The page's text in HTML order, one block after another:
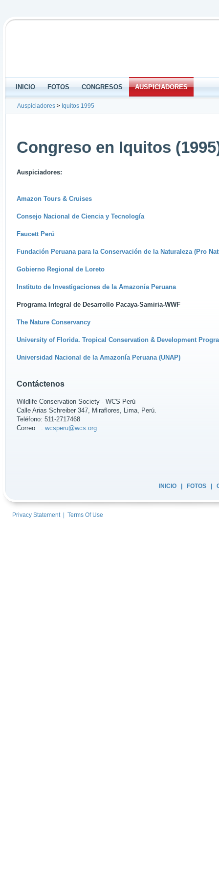
INICIO FOTOS CONGRESOS AUSPICIADORES
Auspiciadores > Iquitos 1995
Congreso en Iquitos
Auspiciadores:
Amazon Tours & Cruises
Consejo Nacional de Ciencia y Tecnología
Faucett Perú
Fundación Peruana para la Conservación de la Naturaleza (Pro
Gobierno Regional de Loreto
Instituto de Investigaciones de la Amazonía Peruana
Programa Integral de Desarrollo Pacaya-Samiria-WWF
The Nature Conservancy
University of Florida. Tropical Conservation & Development
Universidad Nacional de la Amazonía Peruana (UNAP)
Contáctenos
Wildlife Conservation Society - WCS Perú
Calle Arias Schreiber 347, Miraflores, Lima, Perú.
Teléfono: 511-2717468
Correo : wcsperu@wcs.org
INICIO FOTOS
Privacy Statement| Terms Of Use